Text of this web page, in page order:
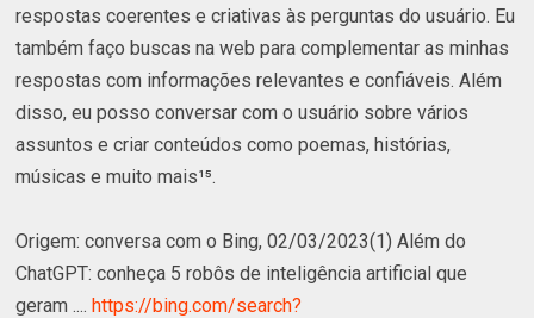
respostas coerentes e criativas às perguntas do usuário. Eu
também faço buscas na web para complementar as minhas
respostas com informações relevantes e confiáveis. Além
disso, eu posso conversar com o usuário sobre vários
assuntos e criar conteúdos como poemas, histórias,
músicas e muito mais¹⁵.
Origem: conversa com o Bing, 02/03/2023(1) Além do
ChatGPT: conheça 5 robôs de inteligência artificial que
geram ....https://bing.com/search?